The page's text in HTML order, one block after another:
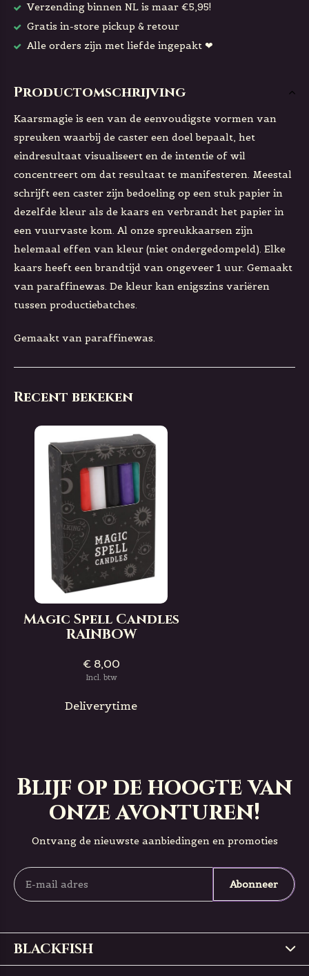
Verzending binnen NL is maar €5,95!
Gratis in-store pickup & retour
Alle orders zijn met liefde ingepakt ❤
Productomschrijving
Kaarsmagie is een van de eenvoudigste vormen van
spreuken waarbij de caster een doel bepaalt, het
eindresultaat visualiseert en de intentie of wil
concentreert om dat resultaat te manifesteren. Meestal
schrijft een caster zijn bedoeling op een stuk papier in
dezelfde kleur als de kaars en verbrandt het papier in
een vuurvaste kom. Al onze spreukkaarsen zijn
helemaal effen van kleur (niet ondergedompeld). Elke
kaars heeft een brandtijd van ongeveer 1 uur. Gemaakt
van paraffinewas. De kleur kan enigszins variëren
tussen productiebatches.
Gemaakt van paraffinewas.
Recent bekeken
Magic Spell Candles
RAINBOW
€ 8,00
Incl. btw
Deliverytime
Blijf op de hoogte van
onze avonturen!
Ontvang de nieuwste aanbiedingen en promoties
Abonneer
BLACKFISH